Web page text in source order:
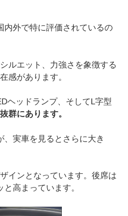
内外で特に評価されているの
ルエット、力強さを象徴する
感があります。
ヘッドランプ、そしてL字型
群にあります。
、実車を見るとさらに大き
インとなっています。後席は
高まっています。